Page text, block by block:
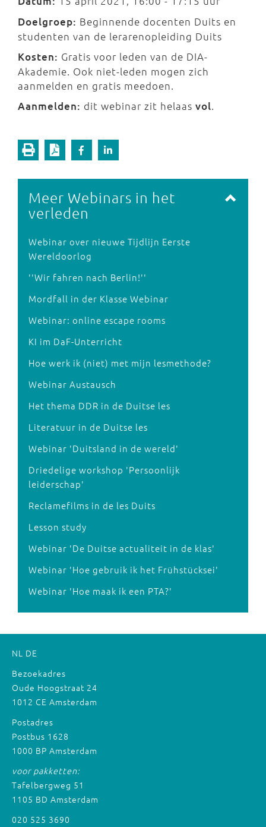
Doelgroep: Beginnende docenten Duits en
studenten van de lerarenopleiding Duits
Kosten: Gratis voor leden van de DIA-
Akademie. Ook niet-leden mogen zich
aanmelden en gratis meedoen.
Aanmelden: dit webinar zit helaas vol.
Meer Webinars in het
verleden
Webinar over nieuwe Tijdlijn Eerste
Wereldoorlog
''Wir fahren nach Berlin!''
Mordfall in der Klasse Webinar
Webinar: online escape rooms
KI im DaF-Unterricht
Hoe werk ik (niet) met mijn lesmethode?
Webinar Austausch
Het thema DDR in de Duitse les
Literatuur in de Duitse les
Webinar 'Duitsland in de wereld'
Driedelige workshop 'Persoonlijk
leiderschap'
Reclamefilms in de les Duits
Lesson study
Webinar 'De Duitse actualiteit in de klas'
Webinar 'Hoe gebruik ik het Frühstücksei'
Webinar 'Hoe maak ik een PTA?'
NL DE
Bezoekadres
Oude Hoogstraat 24
1012 CE Amsterdam
Postadres
Postbus 1628
1000 BP Amsterdam
voor pakketten:
Tafelbergweg 51
1105 BD Amsterdam
020 525 3690